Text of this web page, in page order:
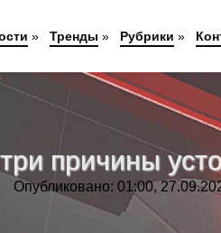
причины
Опубликовано: 01:00,
» Тренды » Рубрики »